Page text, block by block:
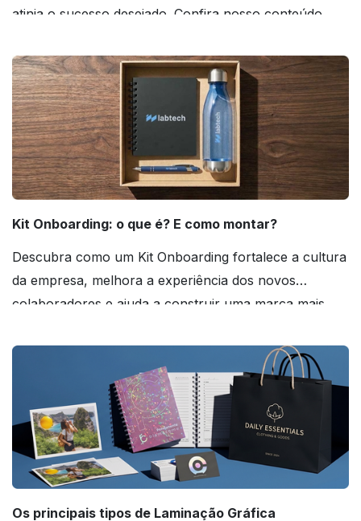
atinja o sucesso desejado. Confira nosso conteúdo
Kit Onboarding: o que é? E como montar?
Descubra como um Kit Onboarding fortalece a cultura
da empresa, melhora a experiência dos novos
colaboradores e ajuda a construir uma marca mais
Os principais tipos de Laminação Gráfica